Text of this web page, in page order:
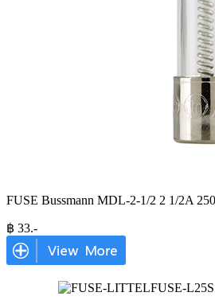
FUSE Bussmann MDL-2-1/2 2 1/2A
฿ 33.-